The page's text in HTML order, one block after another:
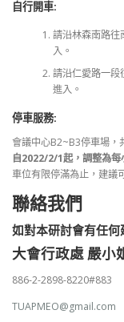
自行開車:
請沿林森南路往
入。
請沿仁愛路一段
進入。
停車服務:
會議中心B2~B3停車場，
自2022/2/1起，調整為
車位有限停滿為止，建議
聯絡我們
如對本研討會有任何
大會行政處 嚴小
886-2-2898-8220#883
TUAPMEO@gmail.com